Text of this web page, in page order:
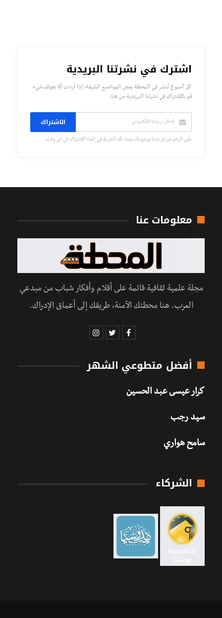
اشترك في نشرتنا البريدية
كل أسبوع تُنشر في المحطة بعض المواضيع الشيقة، إذا أردت ألا يفوتك شيء
قم بالإشتراك في نشرتنا البريدية من هنا.
الاشتراك
على الرغم من فرحتنا بوجودك معنا، لك الحرية في إلغاء الإشتراك في أي وقت.
معلومات عنا
مجلة علمية ثقافية قائمة على أقلام وأفكار شباب من مبدعي
العرب. هنا محطتك الآمنة، طريقك إلى أعماق الإدراك.
أفضل متطوعي الشهر
كرار عيسى عبد الحسين
سيد رجب
سامح هواري
الشركاء